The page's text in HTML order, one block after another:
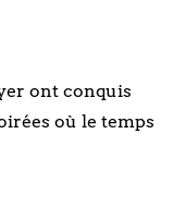
ont conquis
où le temps